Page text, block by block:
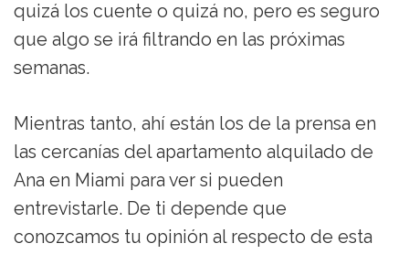
quizá los cuente o quizá no, pero es seguro
que algo se irá filtrando en las próximas
semanas.
Mientras tanto, ahí están los de la prensa en
las cercanías del apartamento alquilado de
Ana en Miami para ver si pueden
entrevistarle. De ti depende que
conozcamos tu opinión al respecto de esta